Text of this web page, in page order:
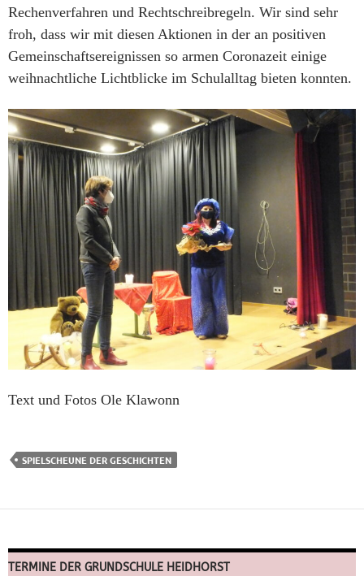
Rechenverfahren und Rechtschreibregeln. Wir sind sehr
froh, dass wir mit diesen Aktionen in der an positiven
Gemeinschaftsereignissen so armen Coronazeit einige
weihnachtliche Lichtblicke im Schulalltag bieten konnten.
Text und Fotos Ole Klawonn
SPIELSCHEUNE DER GESCHICHTEN
TERMINE DER GRUNDSCHULE HEIDHORST